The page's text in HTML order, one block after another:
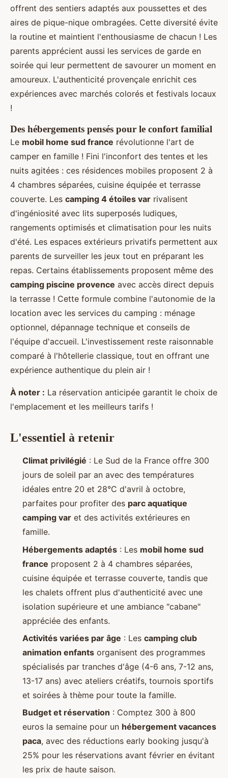
offrent des sentiers adaptés aux poussettes et des
aires de pique-nique ombragées. Cette diversité évite
la routine et maintient l'enthousiasme de chacun ! Les
parents apprécient aussi les services de garde en
soirée qui leur permettent de savourer un moment en
amoureux. L'authenticité provençale enrichit ces
expériences avec marchés colorés et festivals locaux
!
Des hébergements pensés pour le confort familial
Le mobil home sud france révolutionne l'art de
camper en famille ! Fini l'inconfort des tentes et les
nuits agitées : ces résidences mobiles proposent 2 à
4 chambres séparées, cuisine équipée et terrasse
couverte. Les camping 4 étoiles var rivalisent
d'ingéniosité avec lits superposés ludiques,
rangements optimisés et climatisation pour les nuits
d'été. Les espaces extérieurs privatifs permettent aux
parents de surveiller les jeux tout en préparant les
repas. Certains établissements proposent même des
camping piscine provence avec accès direct depuis
la terrasse ! Cette formule combine l'autonomie de la
location avec les services du camping : ménage
optionnel, dépannage technique et conseils de
l'équipe d'accueil. L'investissement reste raisonnable
comparé à l'hôtellerie classique, tout en offrant une
expérience authentique du plein air !
À noter : La réservation anticipée garantit le choix de
l'emplacement et les meilleurs tarifs !
L'essentiel à retenir
Climat privilégié : Le Sud de la France offre 300
jours de soleil par an avec des températures
idéales entre 20 et 28°C d'avril à octobre,
parfaites pour profiter des parc aquatique
camping var et des activités extérieures en
famille.
Hébergements adaptés : Les mobil home sud
france proposent 2 à 4 chambres séparées,
cuisine équipée et terrasse couverte, tandis que
les chalets offrent plus d'authenticité avec une
isolation supérieure et une ambiance "cabane"
appréciée des enfants.
Activités variées par âge : Les camping club
animation enfants organisent des programmes
spécialisés par tranches d'âge (4-6 ans, 7-12 ans,
13-17 ans) avec ateliers créatifs, tournois sportifs
et soirées à thème pour toute la famille.
Budget et réservation : Comptez 300 à 800
euros la semaine pour un hébergement vacances
paca, avec des réductions early booking jusqu'à
25% pour les réservations avant février en évitant
les prix de haute saison.